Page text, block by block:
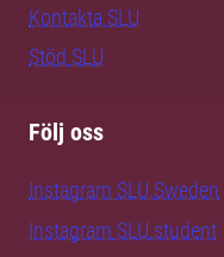
Kontakta SLU
Stöd SLU
Följ oss
Instagram SLU.Sweden
Instagram SLU.student